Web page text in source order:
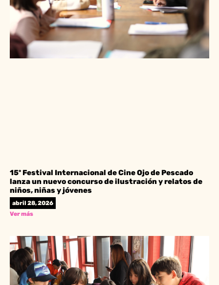
15º Festival Internacional de Cine Ojo de Pescado
lanza un nuevo concurso de ilustración y relatos de
niños, niñas y jóvenes
abril 28, 2026
Ver más